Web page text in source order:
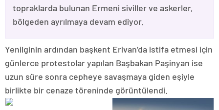
topraklarda bulunan Ermeni siviller ve askerler,
bölgeden ayrılmaya devam ediyor.
Yenilginin ardından başkent Erivan’da istifa etmesi için
günlerce protestolar yapılan Başbakan Paşinyan ise
uzun süre sonra cepheye savaşmaya giden eşiyle
birlikte bir cenaze töreninde görüntülendi.